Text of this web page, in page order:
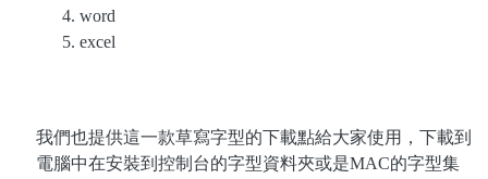
word
excel
我們也提供這一款草寫字型的下載點給大家使用，下載到
電腦中在安裝到控制台的字型資料夾或是MAC的字型集